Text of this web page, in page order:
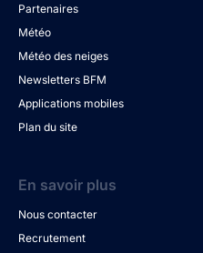
Partenaires
Météo
Météo des neiges
Newsletters BFM
Applications mobiles
Plan du site
En savoir plus
Nous contacter
Recrutement